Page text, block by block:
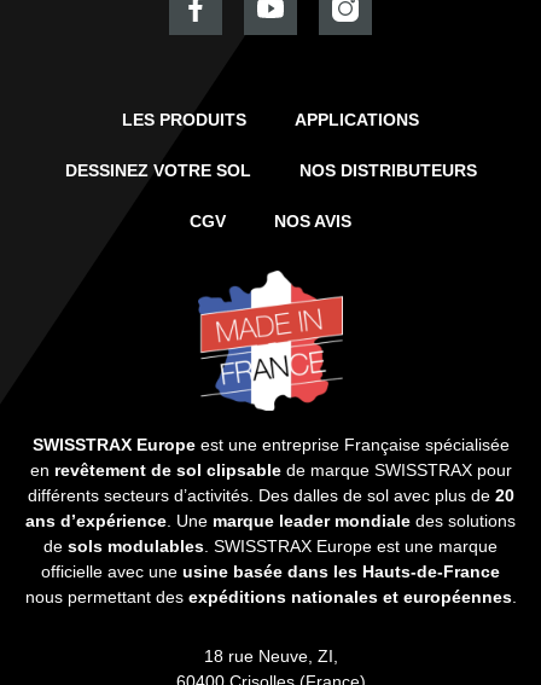
LES PRODUITS APPLICATIONS
DESSINEZ VOTRE SOL NOS DISTRIBUTEURS
CGV NOS AVIS
SWISSTRAX Europeest une entreprise Française spécialisée
en revêtement de sol clipsablede marque SWISSTRAX pour
différents secteurs d’activités. Des dalles de sol avec plus de 20
ans d’expérience . Une marque leader mondiale des solutions
de sols modulables . SWISSTRAX Europe est une marque
officielle avec une usine basée dans les Hauts-de-France
nous permettant des expéditions nationales et européennes.
18 rue Neuve, ZI,